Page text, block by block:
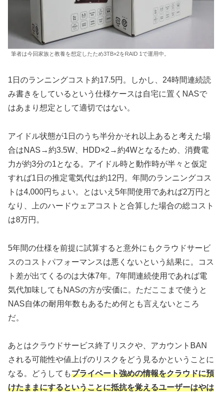
筆者は今回家族と教養を想定したため3TB×2をRAID 1で運用中。
1日のランニングコスト約17.5円。しかし、24時間連続読
み書きをしているという仕様ケースは自宅に置くNASで
はあまり想定として適切ではない。
アイドル状態が1日のうち半分かそれ以上あると考えた場
合はNAS→約3.5W、HDD×2→約4Wとなるため、消費電
力が約3分の1となる。アイドル時と動作時が半々と仮定
すれば1日の推定電気代は約12円。年間のランニングコス
トは4,000円ちょい。とはいえ5年間使用であれば2万円と
なり、上のハードウェアコストと合算した場合の総コスト
は8万円。
5年間の仕様を前提に試算すると意外にもクラウドサービ
スのコストパフォーマンスは悪くないという結果に。コス
ト差が出てくるのは大体7年。7年間連続使用であれば電
気代加味してもNASの方が安価に。ただここまで使うと
NAS自体の耐用年数もあるため何とも言えないところ
だ。
あとはクラウドサービス終了リスクや、アカウントBAN
される可能性や値上げのリスクをどう見るかということに
なる。どうしてもプライベート強めの情報をクラウドに預
けたままにするということに抵抗を覚えるユーザーはやは